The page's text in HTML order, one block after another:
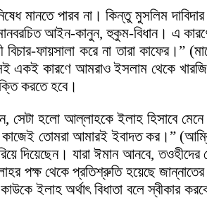
মানতে পারব না। কিন্তু মুসলিম
আইন-কানুন, হুকুম-বিধান। এ
ফায়সালা করে না তারা কাফের।”
একই কারণে আমরাও ইসলাম থেকে খারজি
করতে হবে।
হলো আল্লাহকে ইলাহ হিসাবে
তোমরা আমারই ইবাদত কর।”
দিয়েছেন। যারা ঈমান আনবে, তওহীদের
পক্ষ থেকে প্রতিশ্রুতি হয়েছে
ইলাহ অর্থাৎ বিধাতা বলে স্বীকার